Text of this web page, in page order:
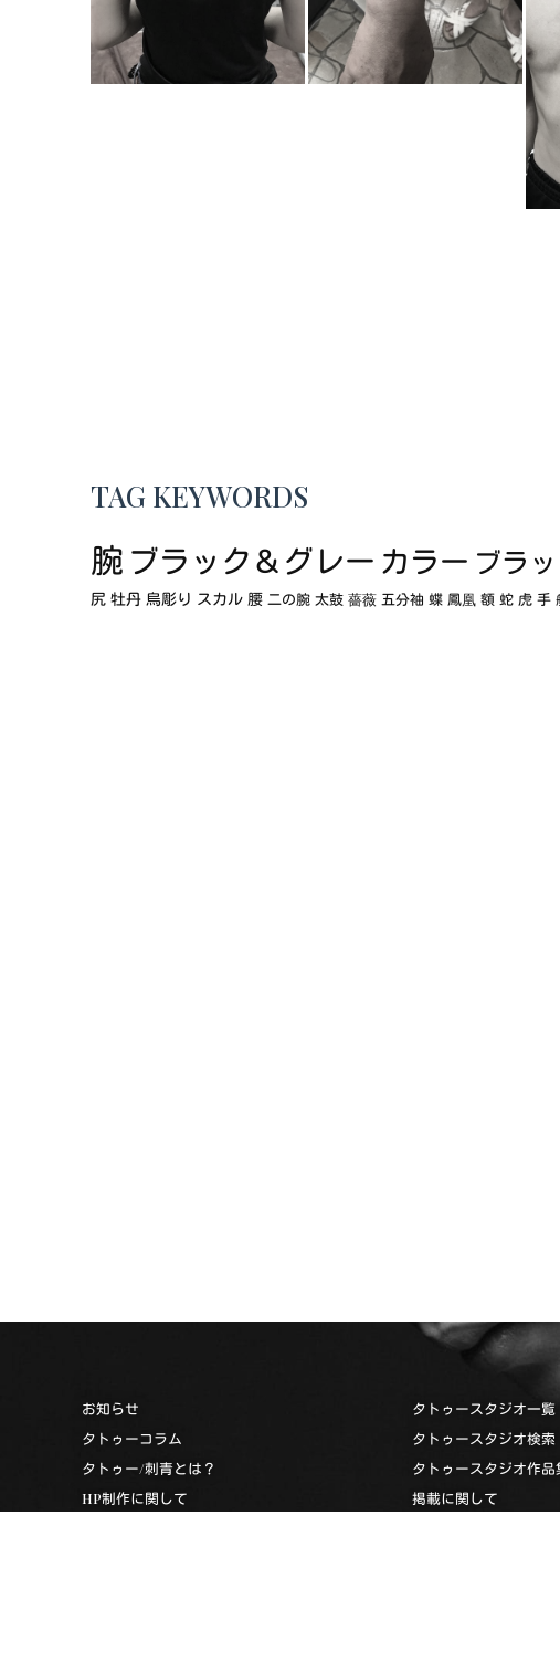
TAG KEYWORDS
腕 ブラック＆グレー カラー ブラ
尻 牡丹 烏彫り スカル 腰 二の腕 太鼓 薔薇 五分袖 蝶 鳳凰 額 蛇 虎 手
お知らせ
タトゥーコラム
タトゥー/刺青とは？
HP制作に関して
タトゥースタジオ一覧
タトゥースタジオ検索
タトゥースタジオ作品
掲載に関して